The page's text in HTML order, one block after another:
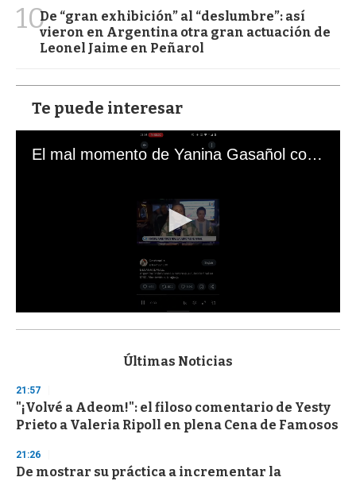
10De “gran exhibición” al “deslumbre”: así
vieron en Argentina otra gran actuación de
Leonel Jaime en Peñarol
Te puede interesar
El mal momento de Yanina Gasañol con un hincha argentino en "Subrayado"
s
d
s
o
f
3
s
Últimas Noticias
21:57
"¡Volvé a Adeom!": el filoso comentario de Yesty
Prieto a Valeria Ripoll en plena Cena de Famosos
21:26
De mostrar su práctica a incrementar la